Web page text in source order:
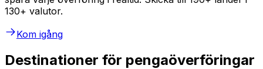
130+ valutor.
Kom igång
Destinationer för pengaöverföringar